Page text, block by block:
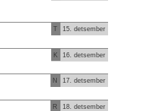
T
15. detsember
K
16. detsember
N
17. detsember
R
18. detsember